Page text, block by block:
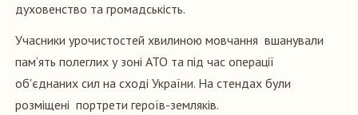
духовенство та громадськість.
Учасники урочистостей хвилиною мовчання вшанували
пам’ять полеглих у зоні АТО та під час операції
об'єднаних сил на сході України. На стендах були
розміщені портрети героїв-земляків.